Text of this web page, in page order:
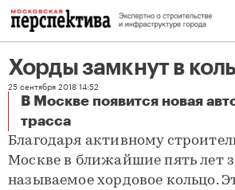
Хорды замкнут в
25 сентября 2018 14:52
В Москве появится новая
трасса
Хорды замкнут в кольцо
Благодаря активному
Москве в ближайшие пять лет
называемое хордовое кольцо.